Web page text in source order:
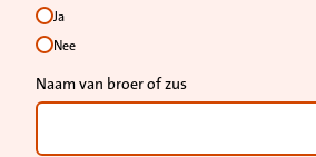
Ja
Nee
Naam van broer of zus